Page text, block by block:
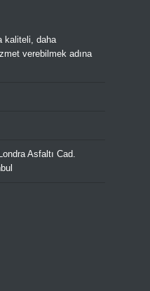
kaliteli, daha
verebilmek adına
Asfaltı Cad.